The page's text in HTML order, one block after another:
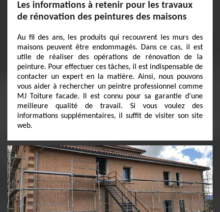
Les informations à retenir pour les travaux
de rénovation des peintures des maisons
Au fil des ans, les produits qui recouvrent les murs des
maisons peuvent être endommagés. Dans ce cas, il est
utile de réaliser des opérations de rénovation de la
peinture. Pour effectuer ces tâches, il est indispensable de
contacter un expert en la matière. Ainsi, nous pouvons
vous aider à rechercher un peintre professionnel comme
MJ Toiture facade. Il est connu pour sa garantie d'une
meilleure qualité de travail. Si vous voulez des
informations supplémentaires, il suffit de visiter son site
web.